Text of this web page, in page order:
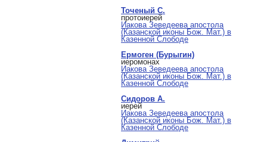
Точеный С.
протоиерей
Иакова Зеведеева апостола
(Казанской иконы Бож. Мат.) в
Казенной Слободе
Ермоген (Бурыгин)
иеромонах
Иакова Зеведеева апостола
(Казанской иконы Бож. Мат.) в
Казенной Слободе
Сидоров А.
иерей
Иакова Зеведеева апостола
(Казанской иконы Бож. Мат.) в
Казенной Слободе